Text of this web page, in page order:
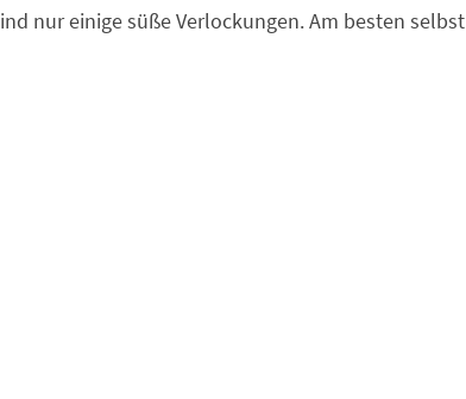
nur einige süße Verlockungen. Am besten selbst